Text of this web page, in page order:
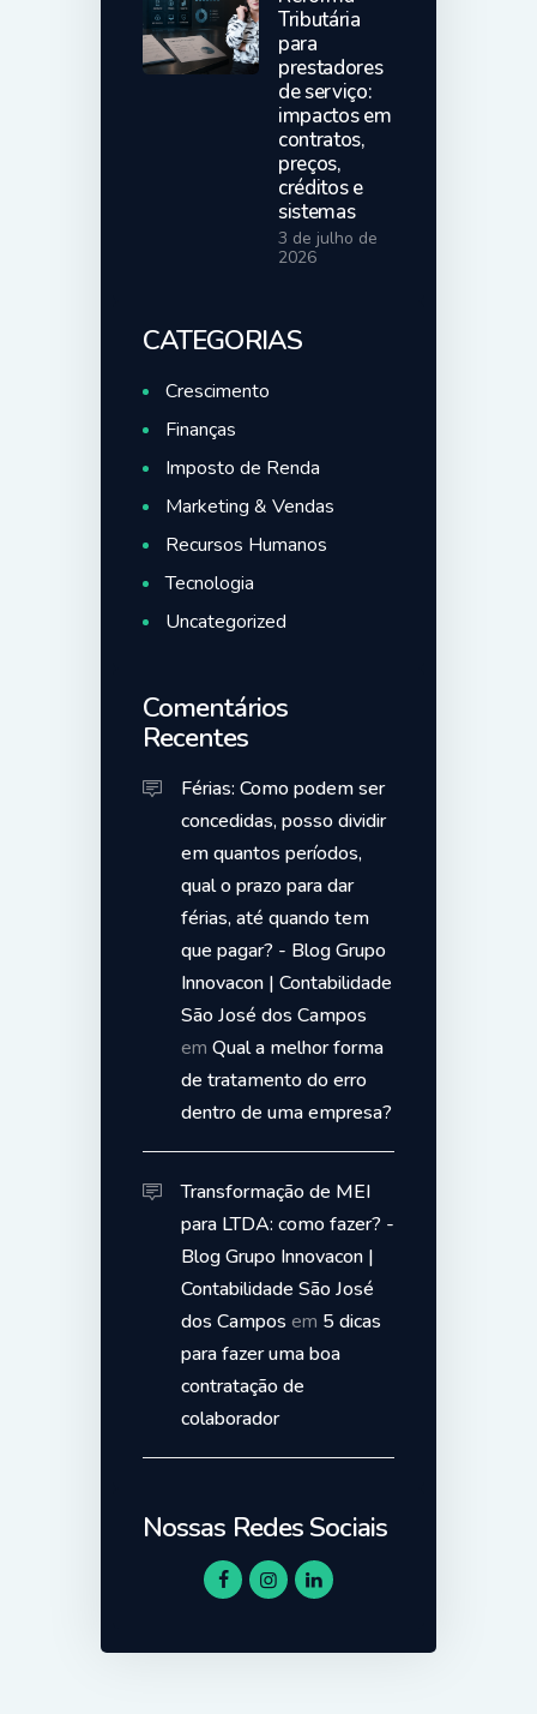
Tributária
para
prestadores
de serviço:
impactos em
contratos,
preços,
créditos e
sistemas
3 de julho de
2026
CATEGORIAS
Crescimento
Finanças
Imposto de Renda
Marketing & Vendas
Recursos Humanos
Tecnologia
Uncategorized
Comentários
Recentes
Férias: Como podem ser
concedidas, posso dividir
em quantos períodos,
qual o prazo para dar
férias, até quando tem
que pagar? - Blog Grupo
Innovacon | Contabilidade
São José dos Campos
em Qual a melhor forma
de tratamento do erro
dentro de uma empresa?
Transformação de MEI
para LTDA: como fazer? -
Blog Grupo Innovacon |
Contabilidade São José
dos Campos em 5 dicas
para fazer uma boa
contratação de
colaborador
Nossas Redes Sociais